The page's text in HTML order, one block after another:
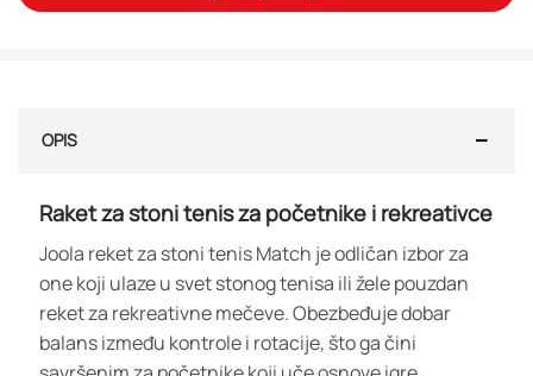
OPIS
Raket za stoni tenis za početnike i rekreativce
Joola reket za stoni tenis Match je odličan izbor za
one koji ulaze u svet stonog tenisa ili žele pouzdan
reket za rekreativne mečeve. Obezbeđuje dobar
balans između kontrole i rotacije, što ga čini